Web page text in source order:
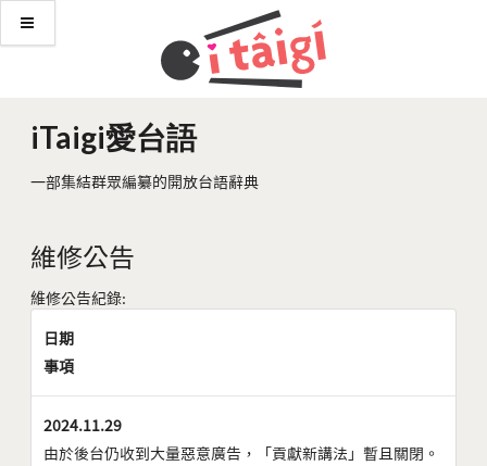
iTaigi愛台語
一部集結群眾編纂的開放台語辭典
維修公告
維修公告紀錄:
日期
事項
2024.11.29
由於後台仍收到大量惡意廣告，「貢獻新講法」暫且關閉。